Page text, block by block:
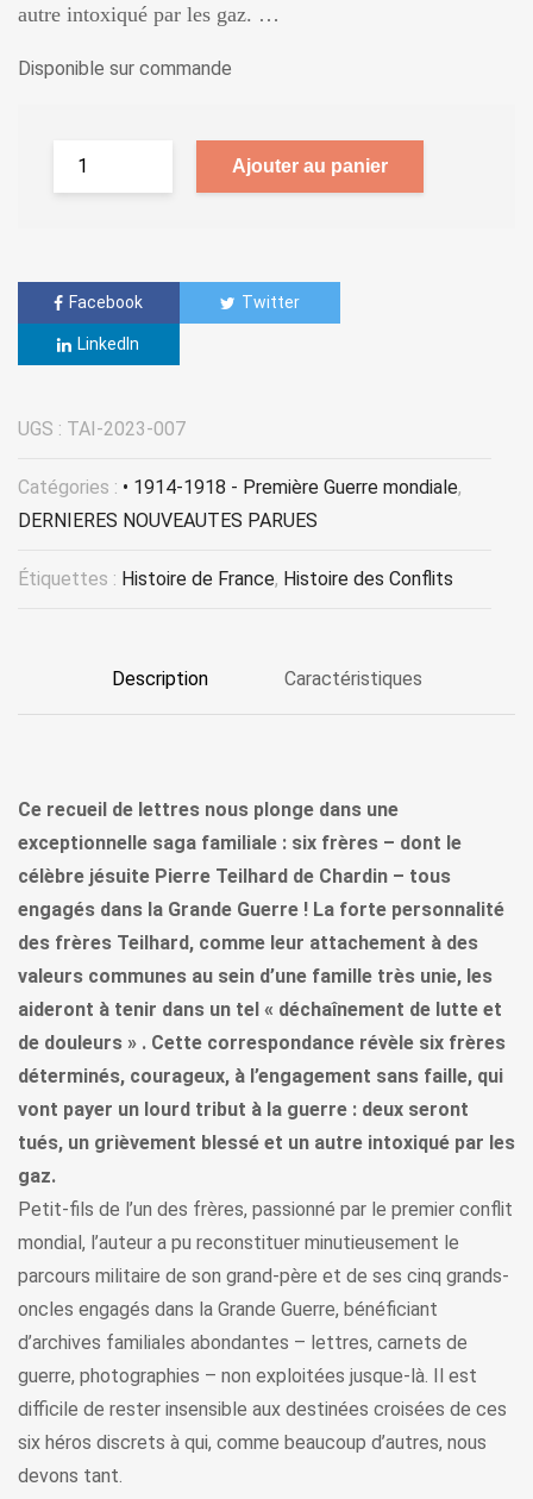
autre intoxiqué par les gaz. …
Disponible sur commande
Ajouter au panier
Facebook Twitter
LinkedIn
UGS : TAI-2023-007
Catégories : • 1914-1918 - Première Guerre mondiale,
DERNIERES NOUVEAUTES PARUES
Étiquettes : Histoire de France, Histoire des Conflits
Description Caractéristiques
Ce recueil de lettres nous plonge dans une
exceptionnelle saga familiale : six frères – dont le
célèbre jésuite Pierre Teilhard de Chardin – tous
engagés dans la Grande Guerre ! La forte personnalité
des frères Teilhard, comme leur attachement à des
valeurs communes au sein d’une famille très unie, les
aideront à tenir dans un tel « déchaînement de lutte et
de douleurs » . Cette correspondance révèle six frères
déterminés, courageux, à l’engagement sans faille, qui
vont payer un lourd tribut à la guerre : deux seront
tués, un grièvement blessé et un autre intoxiqué par les
gaz.
Petit-fils de l’un des frères, passionné par le premier conflit
mondial, l’auteur a pu reconstituer minutieusement le
parcours militaire de son grand-père et de ses cinq grands-
oncles engagés dans la Grande Guerre, bénéficiant
d’archives familiales abondantes – lettres, carnets de
guerre, photographies – non exploitées jusque-là. Il est
difficile de rester insensible aux destinées croisées de ces
six héros discrets à qui, comme beaucoup d’autres, nous
devons tant.